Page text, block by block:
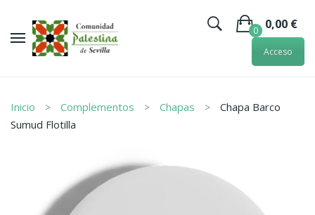
0 0,00 €
Acceso
Inicio Complementos Chapas
Chapa Barco
Sumud Flotilla